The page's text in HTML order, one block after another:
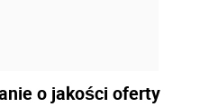
o jakości oferty